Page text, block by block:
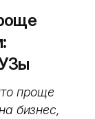
проще
бизнес,